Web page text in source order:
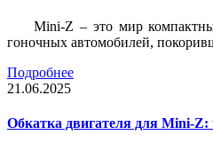
Mini-Z – это мир
гоночных автомобилей,
Подробнее
21.06.2025
Обкатка двигателя для Mini-Z: